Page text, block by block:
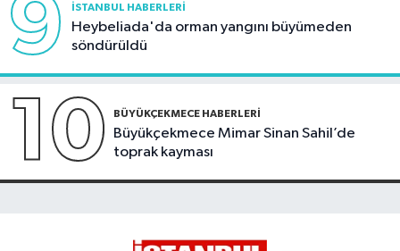
9 İSTANBUL HABERLERI
Heybeliada'da orman yangını büyümeden
söndürüldü
10 BÜYÜKÇEKMECE HABERLERI
Büyükçekmece Mimar Sinan Sahil’de
toprak kayması